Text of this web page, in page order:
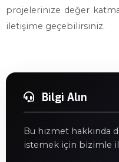
projelerinize değer
iletişime geçebilirsiniz.
Bilgi Alın
Bu hizmet hakkında
istemek için bizimle